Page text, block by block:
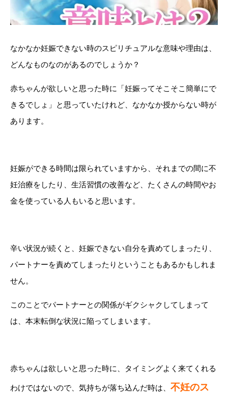
なかなか妊娠できない時のスピリチュアルな意味や理由は、
どんなものなのがあるのでしょうか？
赤ちゃんが欲しいと思った時に「妊娠ってそこそこ簡単にで
きるでしょ」と思っていたけれど、なかなか授からない時が
あります。
妊娠ができる時間は限られていますから、それまでの間に不
妊治療をしたり、生活習慣の改善など、たくさんの時間やお
金を使っている人もいると思います。
辛い状況が続くと、妊娠できない自分を責めてしまったり、
パートナーを責めてしまったりということもあるかもしれま
せん。
このことでパートナーとの関係がギクシャクしてしまって
は、本末転倒な状況に陥ってしまいます。
赤ちゃんは欲しいと思った時に、タイミングよく来てくれる
わけではないので、気持ちが落ち込んだ時は、 不妊のス